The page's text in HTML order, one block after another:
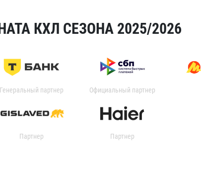
КХЛ СЕЗОНА 2025/2026
Генеральный партнер Официальный партнер
Партнер Партнер